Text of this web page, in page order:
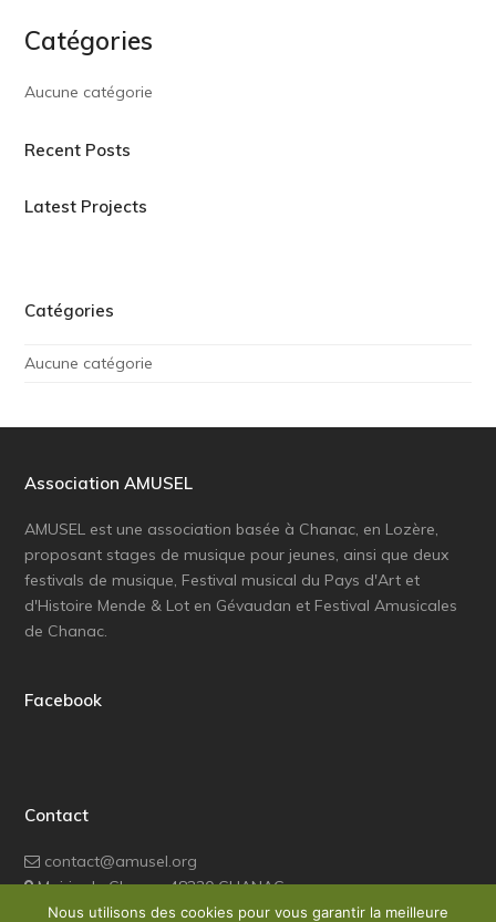
Catégories
Aucune catégorie
Recent Posts
Latest Projects
Catégories
Aucune catégorie
Association AMUSEL
AMUSEL est une association basée à Chanac, en Lozère,
proposant stages de musique pour jeunes, ainsi que deux
festivals de musique, Festival musical du Pays d'Art et
d'Histoire Mende & Lot en Gévaudan et Festival Amusicales
de Chanac.
Facebook
Contact
contact@amusel.org
Mairie de Chanac 48230 CHANAC
Nous utilisons des cookies pour vous garantir la meilleure